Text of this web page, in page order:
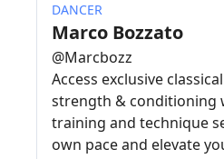
DANCER
Marco Bozzato
@Marcbozz
Access exclusive
strength & conditioning
training and technique
own pace and elevate